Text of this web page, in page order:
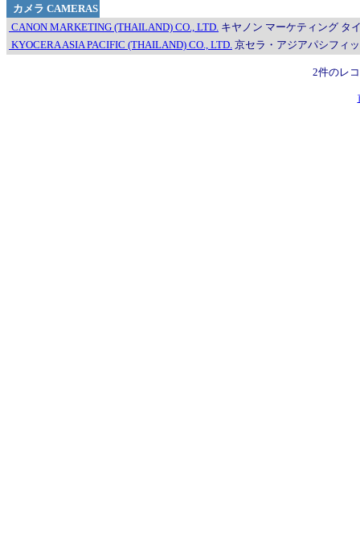
カメラ CAMERAS
CANON MARKETING (THAILAND) CO., LTD. キヤノン マーケティング タ
KYOCERA ASIA PACIFIC (THAILAND) CO., LTD. 京セラ・アジアパシフィ
2件のレ